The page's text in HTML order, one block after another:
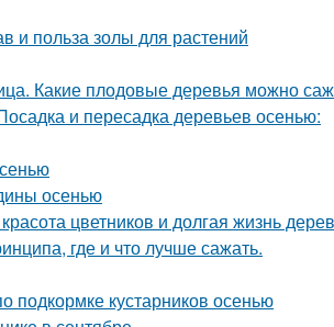
и польза золы для растений
Какие плодовые деревья можно
и пересадка деревьев осенью:
осенью
цветников и долгая жизнь
где и что лучше сажать.
подкормке кустарников осенью